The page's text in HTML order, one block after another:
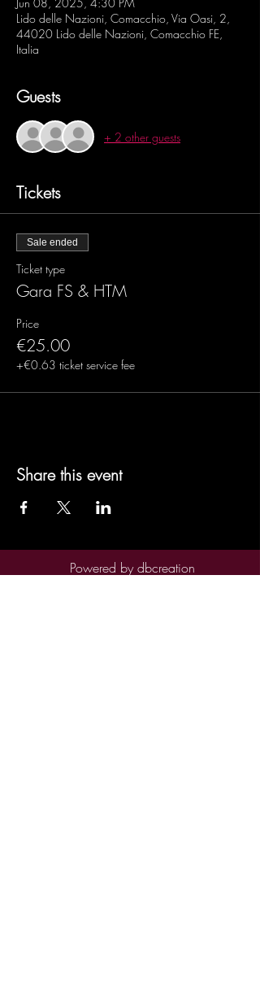
Lido delle Nazioni, Comacchio, Via Oasi, 2,
44020 Lido delle Nazioni, Comacchio FE,
Italia
Guests
+ 2 other guests
Tickets
Sale ended
Ticket type
Gara FS & HTM
Price
€25.00
+€0.63 ticket service fee
Share this event
Powered bydbcreation